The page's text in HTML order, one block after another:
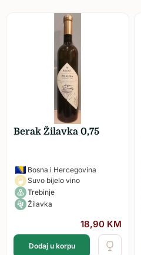
Berak Žilavka 0,75
Bosna i Hercegovina
Suvo bijelo vino
Trebinje
Žilavka
18,90 KM
Dodaj u korpu